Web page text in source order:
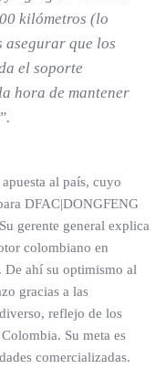
kilómetros (lo
asegurar que los
el soporte
hora de mantener
al país, cuyo
DFAC|DONGFENG
gerente general explica
colombiano en
De ahí su optimismo al
gracias a las
reflejo de los
Su meta es
comercializadas.